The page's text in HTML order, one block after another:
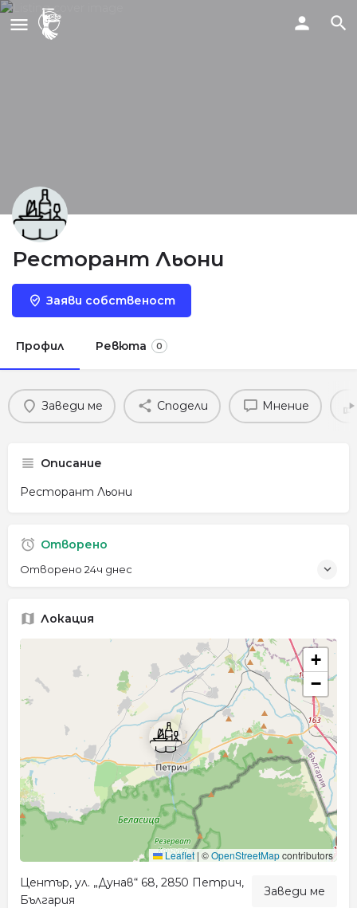
Ресторант Льони
Заяви собственост
Профил Ревюта 0
Заведи ме Сподели Мнение
Описание
Ресторант Льони
Отворено
Отворено 24ч днес
Локация
+
−
Leaflet | ©OpenStreetMapcontributors
Център, ул. „Дунав“ 68, 2850 Петрич,
България
Заведи ме